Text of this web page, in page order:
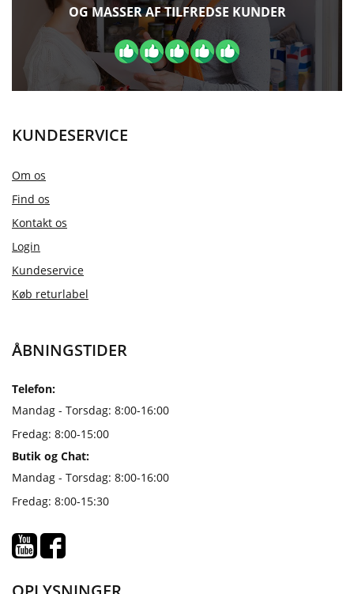
OG MASSER AF TILFREDSE KUNDER
KUNDESERVICE
Om os
Find os
Kontakt os
Login
Kundeservice
Køb returlabel
ÅBNINGSTIDER
Telefon:
Mandag - Torsdag: 8:00-16:00
Fredag: 8:00-15:00
Butik og Chat:
Mandag - Torsdag: 8:00-16:00
Fredag: 8:00-15:30